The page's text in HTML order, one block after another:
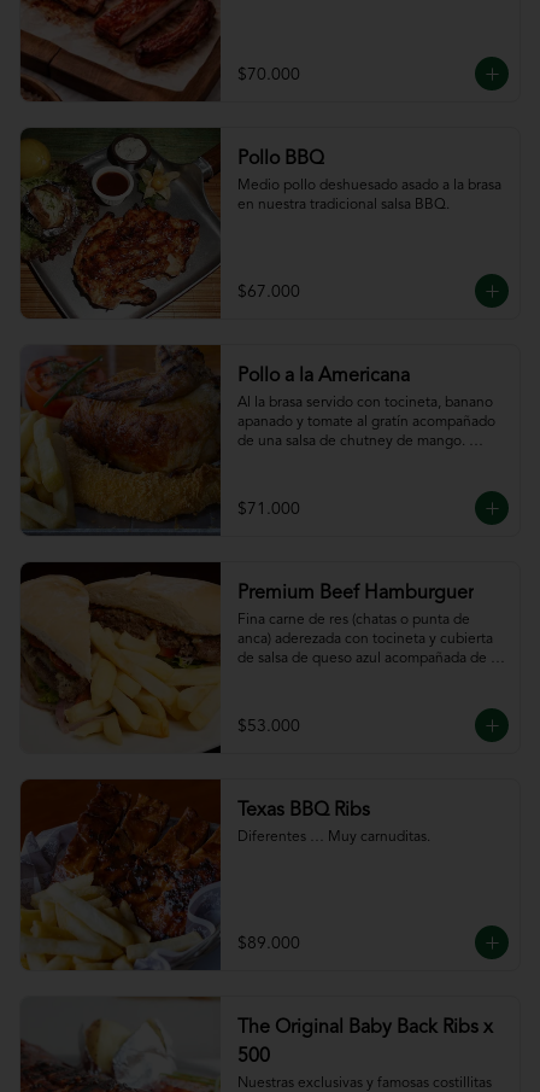
$70.000
Pollo BBQ
Medio pollo deshuesado asado a la brasa
en nuestra tradicional salsa BBQ.
$67.000
Pollo a la Americana
Al la brasa servido con tocineta, banano
apanado y tomate al gratín acompañado
de una salsa de chutney de mango.
$71.000
Premium Beef Hamburguer
Fina carne de res (chatas o punta de
anca) aderezada con tocineta y cubierta
de salsa de queso azul acompañada de
$53.000
Texas BBQ Ribs
Diferentes … Muy carnuditas.
$89.000
The Original Baby Back Ribs x
500
Nuestras exclusivas y famosas costillitas